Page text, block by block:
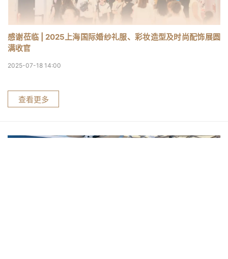
感谢莅临 | 2025上海国际婚纱礼服、彩妆造型及时尚配饰展圆
满收官
2025-07-18 14:00
查看更多